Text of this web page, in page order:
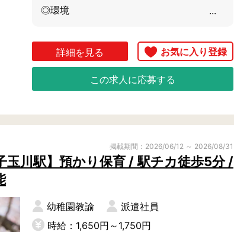
◎環境
かい雰囲気です。
アットホームで職員同士の連携抜群。
子どもたちも落ち着いていてのびのびして
保育室は病院棟とは別の建物にあります。
病院利用者と保育の導線を分け、お子様と
対策を万全に行なっています。
詳細を見る
この求人に応募する
掲載期間：2026/06/12 ～ 2026/08/31
玉川駅】預かり保育 / 駅チカ徒歩5分 /
幼稚園教諭
派遣社員
時給：1,650円～1,750円